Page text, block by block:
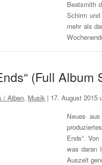
Beatsmith
Schirm
mehr als
(Full
/ Alben, Musik | 17. August 2015
Neues
Ends“.
was daran
Auszeit